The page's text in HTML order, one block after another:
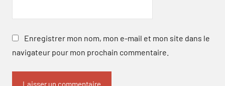
Enregistrer mon nom, mon e-mail et mon site dans le
navigateur pour mon prochain commentaire.